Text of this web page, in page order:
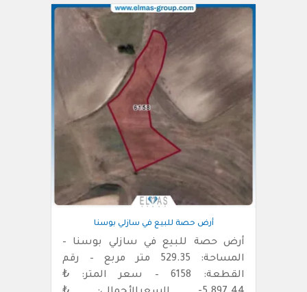
أرض حصة للبيع في سازلي بوسنا
أرض حصة للبيع في سازلي بوسنا –
المساحة: 529.35 متر مربع – رقم
القطعة: 6158 – سعر المتر: ₺